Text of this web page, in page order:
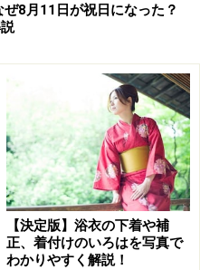
、気に入ってもらえたか
お礼をして、
。
？
不要です。お歳暮は、お世
ちを表したものなので、
ぜ8月11日が祝日になった？
【決定版】浴衣の下着や補
正、着付けのいろはを写真で
わかりやすく解説！